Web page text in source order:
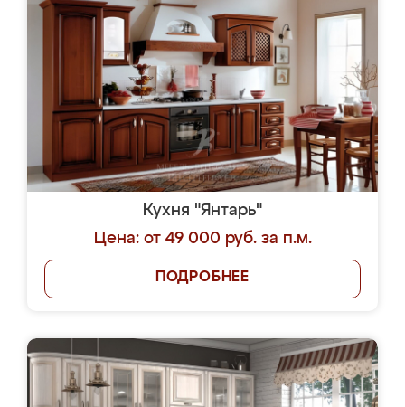
Кухня "Янтарь"
Цена: от 49 000 руб. за п.м.
ПОДРОБНЕЕ